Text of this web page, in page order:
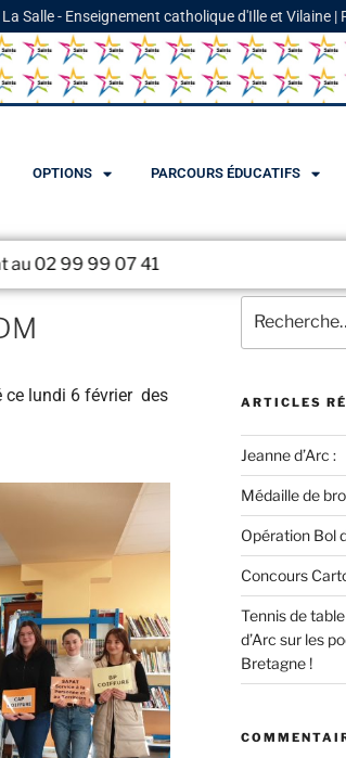
Salle - Enseignement catholique d'Ille et Vilaine |
OPTIONS PARCOURS ÉDUCATIFS
07 41
ce lundi 6 février des
ARTICLES
Jeanne d’Arc :
Médaille de
Opération Bol
Concours
Tennis de
d’Arc sur les
Bretagne !